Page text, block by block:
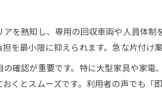
分別不要で手間なしの不用品
家具や家電の不用品回収を効
不用品回収で持ち込み不要の処
不要品をまとめて依頼するメ
を熟知し、専用の回収車両や人員体
を最小限に抑えられます。急な片付け
確認が重要です。特に大型家具や家
くとスムーズです。利用者の声でも